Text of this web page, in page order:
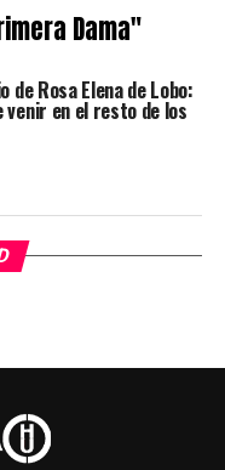
Dama"
de Rosa Elena de Lobo:
venir en el resto de los